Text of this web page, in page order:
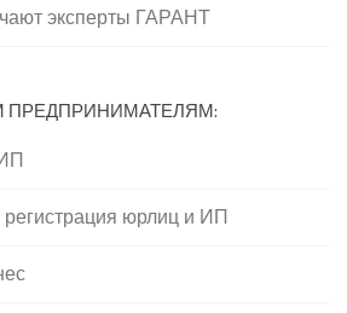
эксперты ГАРАНТ
регистрация юрлиц и ИП